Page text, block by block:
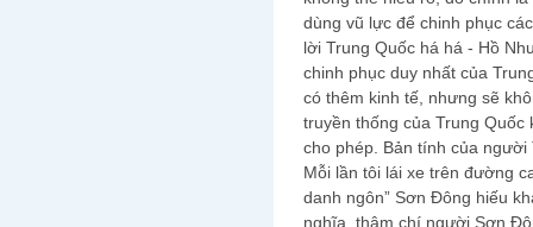
dùng vũ lực để chinh phục
lời Trung Quốc há há - Hồ
chinh phục duy nhất của
có thêm kinh tế, nhưng sẽ
truyền thống của Trung
cho phép. Bản tính của
Mỗi lần tôi lái xe trên đường
danh ngôn” Sơn Đông hiếu
nghĩa, thậm chí người Sơn